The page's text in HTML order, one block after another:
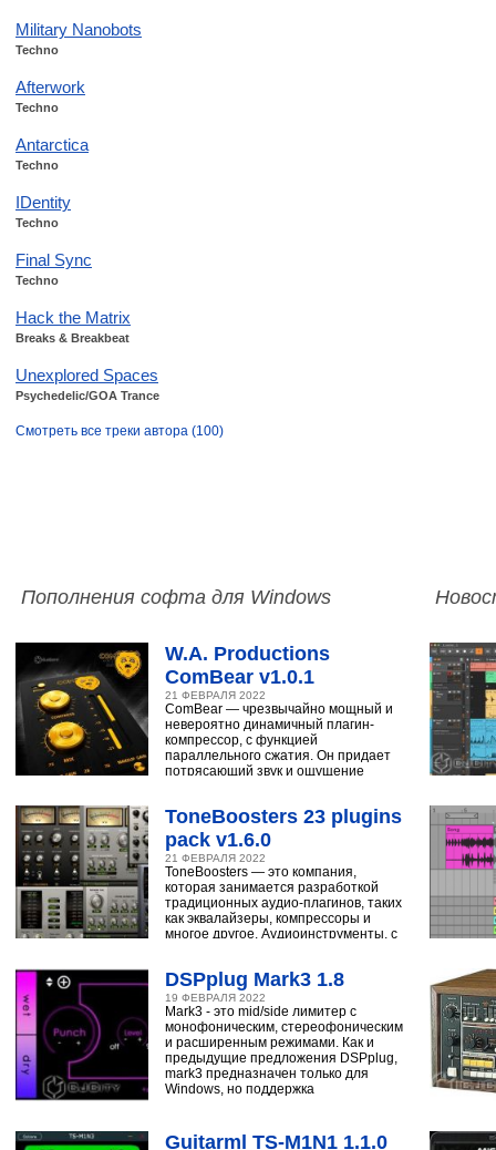
Military Nanobots
Techno
Afterwork
Techno
Antarctica
Techno
IDentity
Techno
Final Sync
Techno
Hack the Matrix
Breaks & Breakbeat
Unexplored Spaces
Psychedelic/GOA Trance
Смотреть все треки автора (100)
Пополнения софта для Windows
W.A. Productions
ComBear v1.0.1
21 ФЕВРАЛЯ 2022
ComBear — чрезвычайно мощный и
невероятно динамичный плагин-
компрессор, с функцией
параллельного сжатия. Он придает
потрясающий звук и ощущение
ToneBoosters 23 plugins
pack v1.6.0
21 ФЕВРАЛЯ 2022
ToneBoosters — это компания,
которая занимается разработкой
традиционных аудио-плагинов, таких
как эквалайзеры, компрессоры и
многое другое. Аудиоинструменты, с
DSPplug Mark3 1.8
19 ФЕВРАЛЯ 2022
Mark3 - это mid/side лимитер с
монофоническим, стереофоническим
и расширенным режимами. Как и
предыдущие предложения DSPplug,
mark3 предназначен только для
Windows, но поддержка
Guitarml TS-M1N1 1.1.0